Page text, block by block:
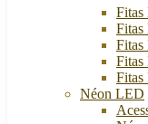
Néon LED